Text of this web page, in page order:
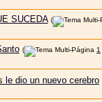
SUCEDA (
( 1
le dio un nuevo cerebro